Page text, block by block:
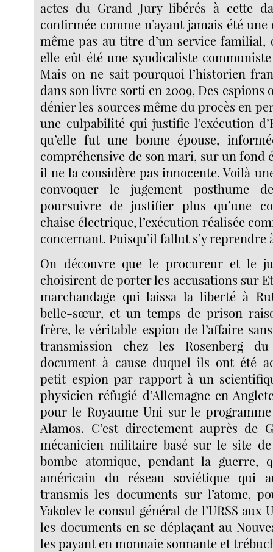
actes du Grand Jury libérés à cette
confirmée comme n’ayant jamais été une
même pas au titre d’un service familial,
elle eût été une syndicaliste communiste
Mais on ne sait pourquoi l’historien
dans son livre sorti en 2009, Des espions
dénier les sources même du procès en
une culpabilité qui justifie l’exécution
qu’elle fut une bonne épouse,
compréhensive de son mari, sur un fond
il ne la considère pas innocente. Voilà
convoquer le jugement posthume
poursuivre de justifier plus qu’une
chaise électrique, l’exécution réalisée
concernant. Puisqu’il fallut s’y reprendre
On découvre que le procureur et le
choisirent de porter les accusations sur
marchandage qui laissa la liberté à
belle-sœur, et un temps de prison
frère, le véritable espion de l’affaire
transmission chez les Rosenberg
document à cause duquel ils ont été
petit espion par rapport à un
physicien réfugié d’Allemagne en
pour le Royaume Uni sur le
Alamos. C’est directement auprès de
mécanicien militaire basé sur le site
bombe atomique, pendant la guerre,
américain du réseau soviétique qui
transmis les documents sur l’atome,
Yakolev le consul général de l’URSS aux
les documents en se déplaçant au
les payant en monnaie sonnante et